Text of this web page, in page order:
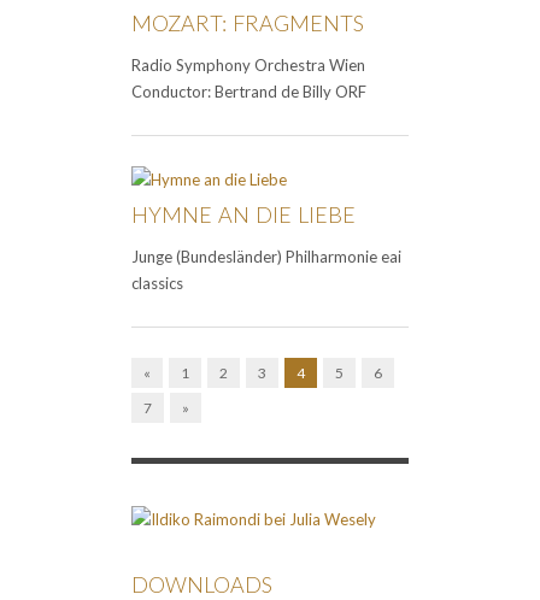
MOZART: FRAGMENTS
Radio Symphony Orchestra Wien
Conductor: Bertrand de Billy ORF
HYMNE AN DIE LIEBE
Junge (Bundesländer) Philharmonie eai
classics
« 1 2 3 4 5
6
7
»
DOWNLOADS